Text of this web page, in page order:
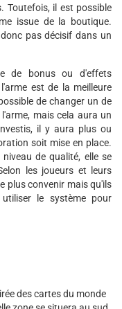
Toutefois, il est possible
issue de la boutique.
pas décisif dans un
de bonus ou d'effets
est de la meilleure
de changer un de
mais cela aura un
il y aura plus ou
soit mise en place.
de qualité, elle se
les joueurs et leurs
plus convenir mais qu'ils
le système pour
des cartes du monde